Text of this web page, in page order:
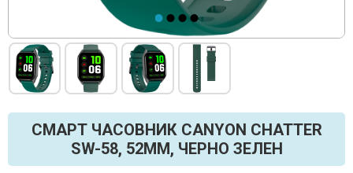
СМАРТ ЧАСОВНИК CANYON CHATTER
SW-58, 52ММ, ЧЕРНО ЗЕЛЕН